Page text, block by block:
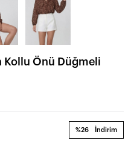
Kollu Önü Düğmeli
%26 İndirim